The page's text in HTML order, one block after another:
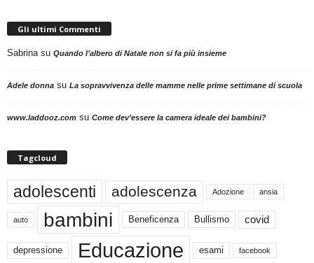
Gli ultimi Commenti
Sabrina su Quando l’albero di Natale non si fa più insieme
Adele donna su La sopravvivenza delle mamme nelle prime settimane di scuola
www.laddooz.com su Come dev’essere la camera ideale dei bambini?
Tagcloud
adolescenti adolescenza Adozione ansia
auto bambini Beneficenza Bullismo covid
depressione Educazione esami facebook